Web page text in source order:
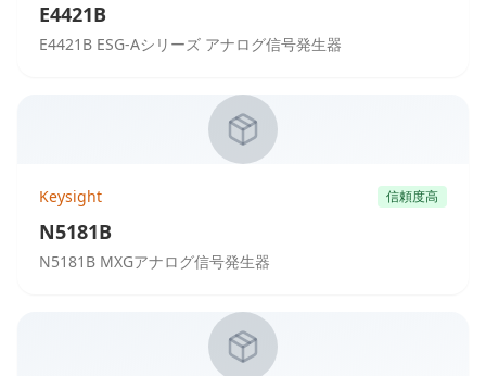
E4421B
E4421B ESG-Aシリーズ アナログ信号発生器
Keysight 信頼度高
N5181B
N5181B MXGアナログ信号発生器